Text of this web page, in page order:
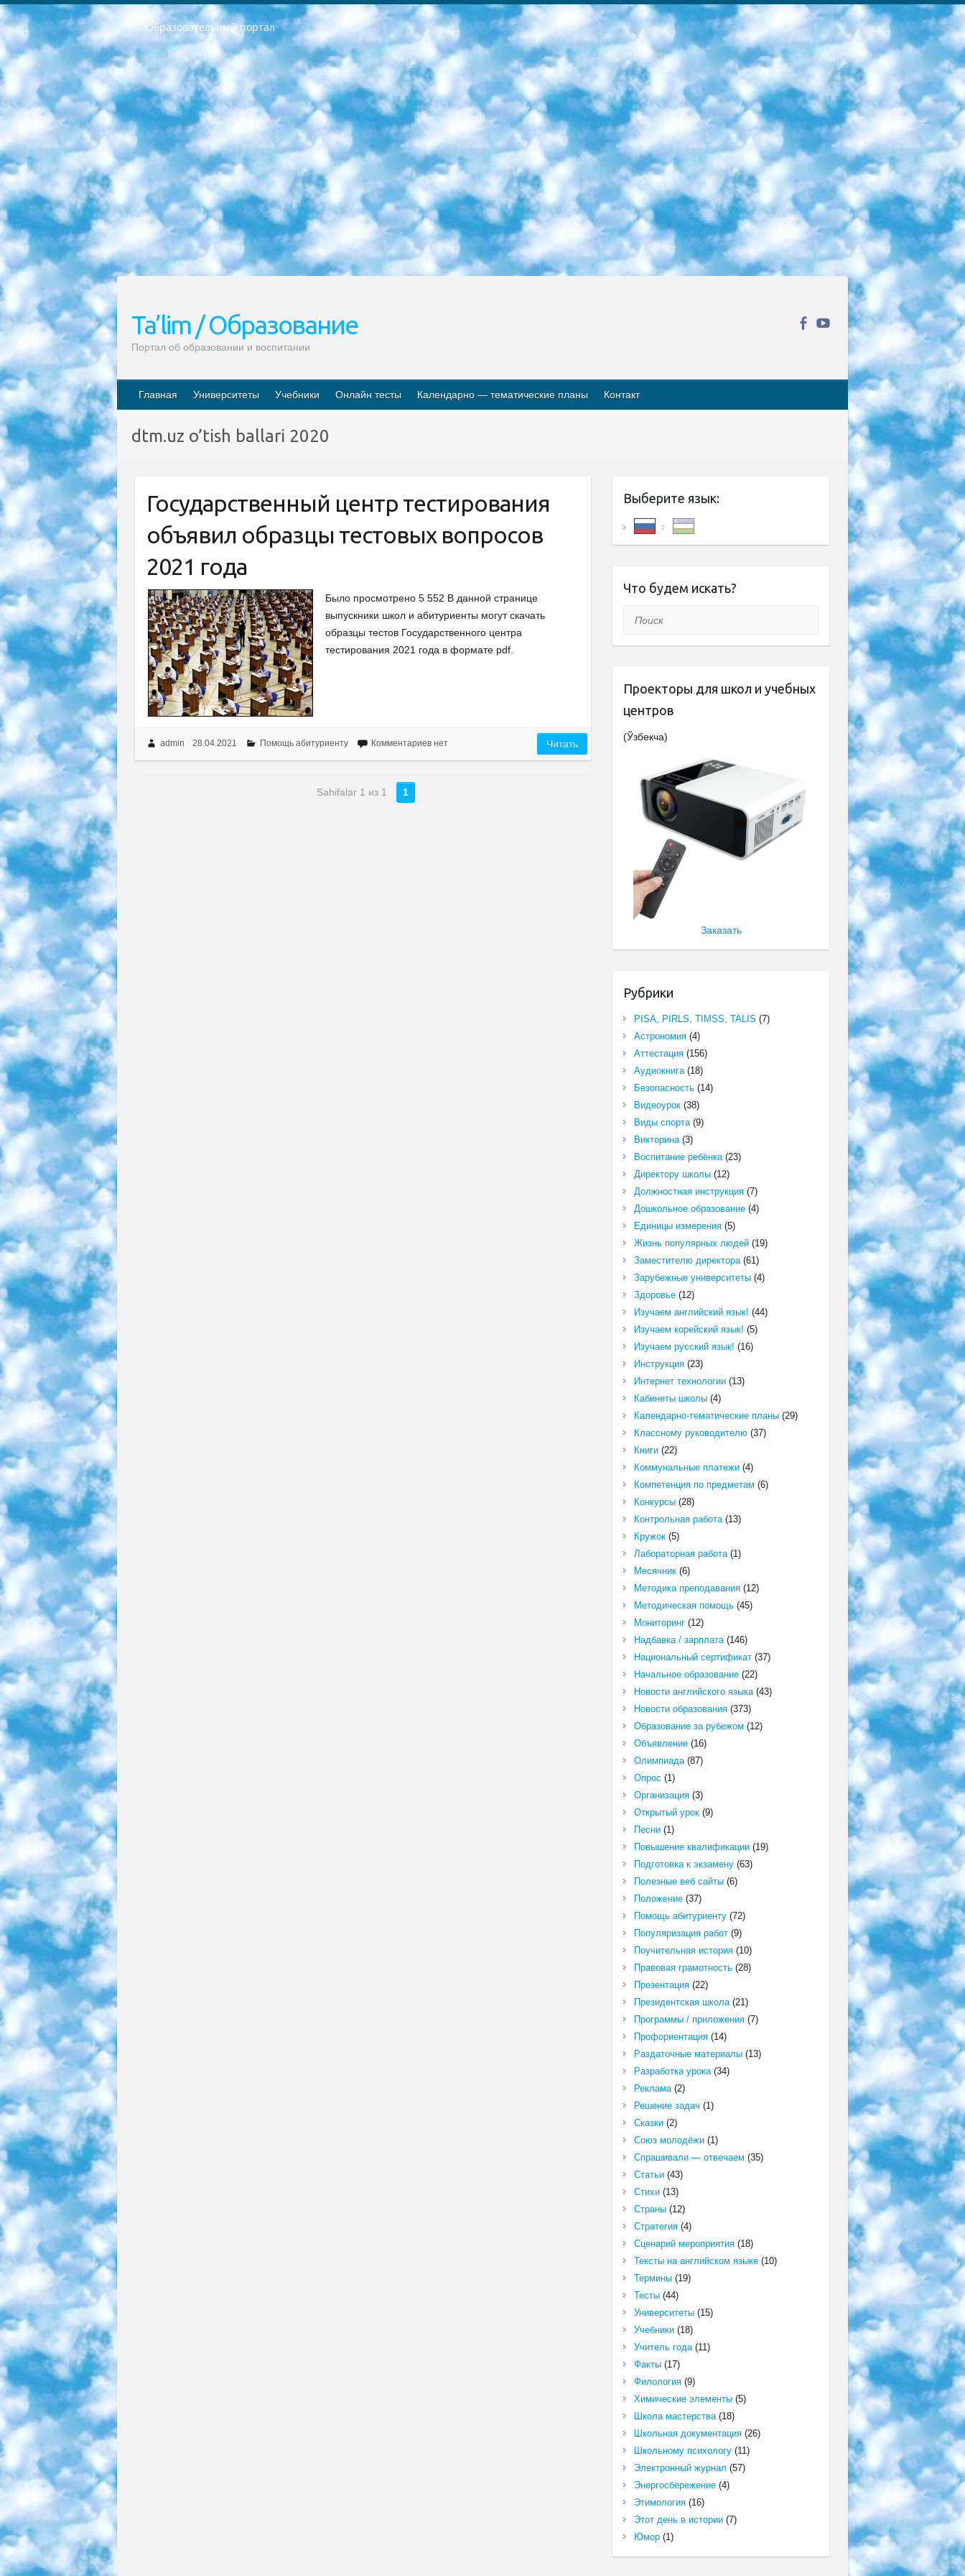
Образовательный портал
РЕСПУБЛИКА УЗБЕКИСТАН МИНИСТРЕРСТВО ДОШКОЛЬНОГО И ШКОЛЬНОГО ОБРАЗОВАНИЯ КОМАНДА в общеобразовательных учреждениях в 2023-2024 учебном году организация и проведение итоговой государственной аттестации обучающихся о Министра дошкольного и школьного образования Республики Узбекистан от 4 марта 2008 года (постановлением Минюста от 20 марта 2008 года № 1778 государственной регистрации) «Итоговое состояние учащихся общего среднего образования на основании положения об утверждении положения об аттестации общего среднего образования выпускной экзамен студентов в образовательных учреждениях в 2023-2024 учебном году В целях организации и прохождения аттестации приказываю: 1. Следующее: перечень предметов, по которым будет проводиться итоговая государственная аттестация и экзамен формы перевода согласно приложению 1; сертификаты международного образца, оценивающие уровень владения иностранными языками перечень согласно приложению 2; 2. Педагогический при специализированных образовательных учреждениях. научно-практический центр квалификации и международной оценки (Д.Давидова) 2024 г. До 25 марта: задания по предметам, по которым будет проводиться итоговая аттестация разработка и утверждение технических условий; итоговая аттестация на основании разработанного предметного задания разработка вопросов по предметам (устно и письменно), экзамен передача; общеобразовательные средние школы и специальные учебные заведения учащиеся выпускных классов школ и интернатов в агентской системе подготовка базы данных экзаменационных материалов и критериев оценки; перевод базы экзаменационных материалов на все языки обучения подать в Республиканский образовательный центр для изготовления; варианты экзаменов на основе разработанных контрольных материалов пусть будут поставлены задачи формирования. 3. Республиканский образовательный центр (Ш.Худайкулов) до 5 апреля 2024 года. до: база данных предоставленных экзаменационных материалов на все языки обучения перевод и экспертиза; для слепых, слабовидящих, глухих, слабослышащих и умственно отсталых детей учащиеся выпускных классов специализированных школ и школ-интернатов база данных экзаменационных материалов на всех преподаваемых языках подготовка критериев оценки; специализированные школы для умственно отсталых детей и технологии для учащихся выпускных классов школ-интернатов разработка соответствующих рекомендаций и критериев проведения ЕГЭ по естествознанию давать задания. 4. Педагогический при специализированных образовательных учреждениях. Научно-практический центр навыков и международной оценки (Д.Давидова), Республика образовательный центр (Худайкулов Ш.) итоговый государственный аттестационный экзамен ориентирован на творческое и логическое мышление при подготовке базы материалов учитывать введение заданий. 5. Следует отметить, что: сертификат государственного образца о знании общеобразовательного предмета и как минимум национальный уровень B1 по предметам на иностранных языках, указанным в Приложении 2. или международно признанный сертификат эквивалентного уровня студенты, изучающие определенный предмет, освобождаются от экзамена; по соответствующим предметам запланирована итоговая государственная аттестация за день до дня, путем жеребьевки Рабочей группой (в письменной форме по предметам, проводимым в форме) из числа сформированных вариантов выбрано 2 варианта; 2 выбранных варианта экзамена анонсированы на официальном сайте министерства и все выпускники по всей стране на основе этих вариантов проводит итоговую государственную аттестацию. 6. Государственное образование учащихся средних общеобразовательных учреждений. знания в соответствии с квалификационными требованиями, которые необходимо приобрести на основании стандартов итоговый (выпускной) контроль для 9 и 11 классов в целях тестирования Экзамены (далее – экзамены) состоят из предметов, перечисленных в приложении 1. будет сделано. 7. Экзамены пройдут с 26 мая по 15 июня 2024 г. (кроме науки физического воспитания). 8. Физическая для учащихся 9 классов общесредних образовательных учреждений. Экзамены по предмету «Образование, квалификация медицина» 1-6 мая 2024 года. сотрудники перевести под присмотр (с отклонениями в физическом или умственном развитии) специализированная школа для детей, школы-интернаты и со сколиозом школы-интернаты санаторного типа для больных детей исключены). 9. Он был слепым, слабовидящим и имел нарушения опорно-двигательного аппарата. экзамены в специализированных школах и интернатах для детей должны проводиться исходя из требований, предъявляемых к общеобразовательным учреждениям (физкультура кроме науки). 10. Специализированная школа для глухих и слабослышащих детей. и экзамены в интернатах и быть реализован в виде письменного теста по математике. 11. Специальность для умственно отсталых детей. Для 9 класса Родной язык и литературное письмо Государственный язык (язык обучения – узбекский). для неклассов) написано Математическое письмо Письменная/устная история Узбекистана Физическое воспитание практично Итоговый контроль Для 11 класса Написание родного языка и литературы (эссе) Математическое письмо Узбекский язык (обучение на узбекском языке) не посещающее общее среднее образование для учреждений)/Образовательное учреждение выбор письменный и устный Иностранный язык письменный/устный Письменная/устная история Узбекистана *По выбору студента:  Химия  Физика  Основы государственного права  География 10 бесплатных образовательных ресурсов - Мы составили подборку онлайн-проектов с интерактивными упражнениями, видеолекциями и статьями. Они помогут вам обрести новые и освежить старые знания бесплатно. 1. «ИНТУИТ» Старейшая образовательная площадка Рунета. Здесь вы найдёте сотни текстовых и видеокурсов на десятки различных тем — от программирования до психологии. Многие курсы подготовлены российскими университетами и крупными международными компаниями вроде Intel и Microsoft. Самостоятельное обучение бесплатное, но желающие могут оплатить услуги персональных наставников. 2. «Смартия» знакомит с актуальными профессиями и подсказывает, как им обучаться. Выбрав заинтересовавшую вас специальность — SMM-специалист, фотограф, веб-дизайнер или другую, — увидите список необходимых для неё умений. Чтобы вы могли освоить их самостоятельно, для каждого умения площадка отображает подборку ссылок на учебные материалы. Хотя «Смартия» ориентируется на русскоязычную аудиторию, часть контента всё же доступна только на английском. 3. «Лекторий Физтеха» Проект Московского физико-технического института (Физтеха). С его помощью вы можете смотреть онлайн серии лекций, записанные на видео в этом вузе. В числе доступных предметов — физика, биология, химия, информационные технологии и другие. К некоторым лекциям администрация ресурса прилагает готовые конспекты, которые можно скачивать в PDF-формате. 4. ITMOcourses Онлайн-площадка Санкт-Петербургского национального исследовательского университета информационных технологий, механики и оптики (ИТМО). Ресурс предоставляет свободный доступ к курсам, разработанным в этом вузе. Каталог материалов разбит на четыре категории: «Оптические системы и технологии», «Приборостроение и робототехника», «Информационные технологии» и «Биотехнологии». Курсы состоят из видеолекций, интерактивных демонстраций и заданий. 5. «КиберЛенинка» Электронная научная библиотека открытого доступа. Каталог площадки регулярно обрастает текстами статей из различных научных изданий. Сгруппированные по журналам и рубрикам публикации можно читать онлайн или скачивать целиком в PDF-формате. Проект нацелен на популяризацию науки за счёт открытого доступа к качественной информации. 6. «ПостНаука» На этом ресурсе публикуют подборки видеолекций, составленные экспертами из разных отраслей и объединённые общими темами. Среди них, к примеру, есть серии «Биоинформатика и геномика», «Культура средневековой Скандинавии» и Cinema Studies о теории кино. Каждая подборка лекций — логически связанная история, рассказанная экспертом от первого лица. Кроме того, на сайте появляются научно-образовательные статьи и тесты на разные темы. 7. «Newочём» Команда проекта «Newочём» отбирает самые интересные тексты из англоязычных СМИ и переводит те из них, за которые голосуют участники сообщества «ВКонтакте». По большей части это научно-популярные статьи. Редакторы придумывают лишь заголовки, в остальном содержание переводов соответствует оригиналам. Полные тексты можно читать прямо в социальной сети. 8. InternetUrok Онлайн-база материалов по основным дисциплинам школьной программы. Информация на сайте структурирована по классам, предметам и темам (урокам). Каждый урок состоит из видеолекций и конспектов. Есть также интерактивные тренажёры и тесты для закрепления пройденного материала. Даже если вы давно окончили школу, возможность повторить программу старших классов всегда может пригодиться. 9. Edutainme Ещё один ресурс об образовании. В отличие от Newtonew, как мне кажется, Edutainme больше ориентируется на представителей индустрии: педагогов, предпринимателей, разработчиков образовательных проектов. Но и любой, кто просто стремится к саморазвитию, найдёт на сайте много полезного и интересного для себя. Например, информацию о новых курсах и образовательных сервисах. 10. Newtonew Онлайн-медиа об образовании и обучении в широком смысле. Авторы Newtonew пишут об инструментах, заведениях, тактиках и стратегиях, которые помогают учить других и получать новые знания самостоятельно. На этой площадке вы найдёте новости, обзоры, аналитические мат
Ta’lim / Образование
Портал об образовании и воспитании
Главная Университеты Учебники Онлайн тесты Календарно — тематические планы Контакт
dtm.uz o’tish ballari 2020
Государственный центр тестирования
объявил образцы тестовых вопросов
2021 года
Было просмотрено 5 552 В данной странице
выпускники школ и абитуриенты могут скачать
образцы тестов Государственного центра
тестирования 2021 года в формате pdf.
admin 28.04.2021 Помощь абитуриенту Комментариев нет Читать
Sahifalar 1 из 1 1
Выберите язык:
Что будем искать?
Поиск
Проекторы для школ и учебных
центров
(Ўзбекча)
Заказать
Рубрики
PISA, PIRLS, TIMSS, TALIS (7)
Астрономия(4)
Аттестация(156)
Аудиокнига(18)
Безопасность(14)
Видеоурок(38)
Виды спорта(9)
Викторина(3)
Воспитание ребёнка(23)
Директору школы(12)
Должностная инструкция(7)
Дошкольное образование(4)
Единицы измерения(5)
Жизнь популярных людей(19)
Заместителю директора(61)
Зарубежные университеты(4)
Здоровье(12)
Изучаем английский язык! (44)
Изучаем корейский язык! (5)
Изучаем русский язык! (16)
Инструкция(23)
Интернет технологии(13)
Кабинеты школы(4)
Календарно-тематические планы(29)
Классному руководителю(37)
Книги(22)
Коммунальные платежи(4)
Компетенция по предметам (6)
Конкурсы(28)
Контрольная работа(13)
Кружок(5)
Лабораторная работа(1)
Месячник(6)
Методика преподавания(12)
Методическая помощь(45)
Мониторинг(12)
Надбавка / зарплата(146)
Национальный сертификат(37)
Начальное образование(22)
Новости английского языка(43)
Новости образования(373)
Образование за рубежом (12)
Объявление(16)
Олимпиада(87)
Опрос (1)
Организация(3)
Открытый урок(9)
Песни(1)
Повышение квалификации(19)
Подготовка к экзамену(63)
Полезные веб сайты(6)
Положение(37)
Помощь абитуриенту(72)
Популяризация работ(9)
Поучительная история(10)
Правовая грамотность(28)
Презентация(22)
Президентская школа(21)
Программы / приложения(7)
Профориентация(14)
Раздаточные материалы(13)
Разработка урока(34)
Реклама(2)
Решение задач (1)
Сказки(2)
Союз молодёжи(1)
Спрашивали — отвечаем (35)
Статьи(43)
Стихи(13)
Страны(12)
Стратегия(4)
Сценарий мероприятия(18)
Тексты на английском языке(10)
Термины(19)
Тесты(44)
Университеты(15)
Учебники(18)
Учитель года(11)
Факты(17)
Филология(9)
Химические элементы(5)
Школа мастерства(18)
Школьная документация(26)
Школьному психологу(11)
Электронный журнал (57)
Энергосбережение(4)
Этимология(16)
Этот день в истории(7)
Юмор(1)